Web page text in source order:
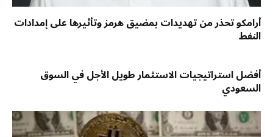
أرامكو تحذر من تهديدات بمضيق هرمز وتأثيرها على إمدادات
النفط
أفضل استراتيجيات الاستثمار طويل الأجل في السوق
السعودي